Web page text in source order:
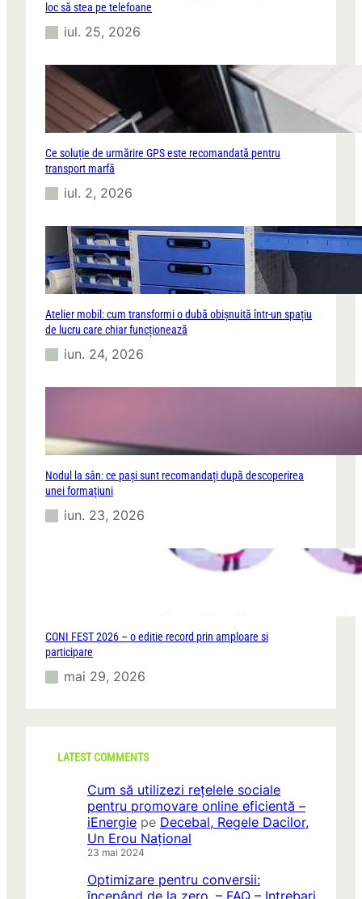
loc să stea pe telefoane
iul. 25, 2026
Ce soluție de urmărire GPS este recomandată pentru
transport marfă
iul. 2, 2026
Atelier mobil: cum transformi o dubă obișnuită într-un spațiu
de lucru care chiar funcționează
iun. 24, 2026
Nodul la sân: ce pași sunt recomandați după descoperirea
unei formațiuni
iun. 23, 2026
CONI FEST 2026 – o editie record prin amploare si
participare
mai 29, 2026
LATEST COMMENTS
Cum să utilizezi rețelele sociale
pentru promovare online eficientă –
iEnergie pe Decebal, Regele Dacilor,
Un Erou Național
23 mai 2024
Optimizare pentru conversii: